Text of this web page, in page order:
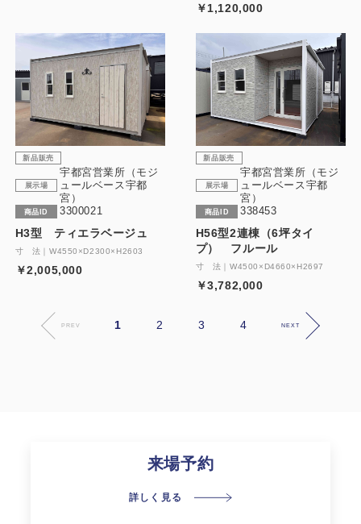
￥1,120,000
新品販売
展示場
宇都宮営業所（モジ
ュールベース宇都
宮）
商品ID 3300021
H3型 ティエラベージュ
寸 法｜W4550×D2300×H2603
￥2,005,000
新品販売
展示場
宇都宮営業所（モジ
ュールベース宇都
宮）
商品ID 338453
H56型2連棟（6坪タイ
プ） フルール
寸 法｜W4500×D4660×H2697
￥3,782,000
PREV 1 2 3 4 NEXT
来場予約
詳しく見る